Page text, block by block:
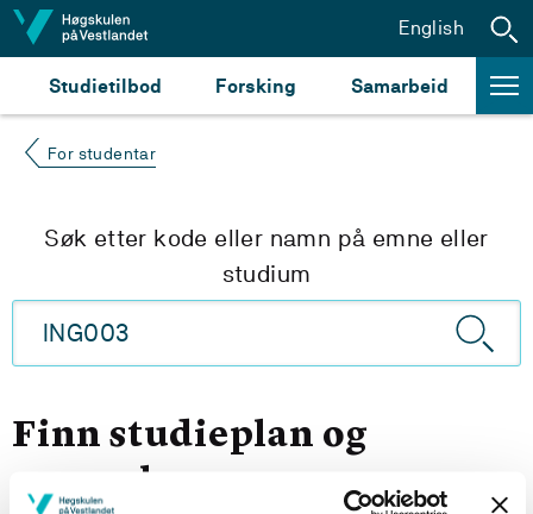
Hopp til innhald
Studietilbod Forsking Samarbeid
English
For studentar
Søk etter kode eller namn på emne eller
studium
Finn studieplan og
emneplan